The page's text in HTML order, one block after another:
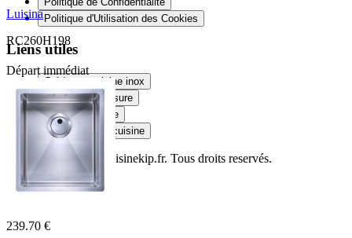
Luisina
RC260H198
Départ immédiat
239.70 €
Politique d'Utilisation des Cookies
Liens utiles
Crédence cuisine inox
Douche sur mesure
Plateau en verre
Plan de travail cuisine
© Copyright 2014 Cuisinekip.fr. Tous droits reservés.